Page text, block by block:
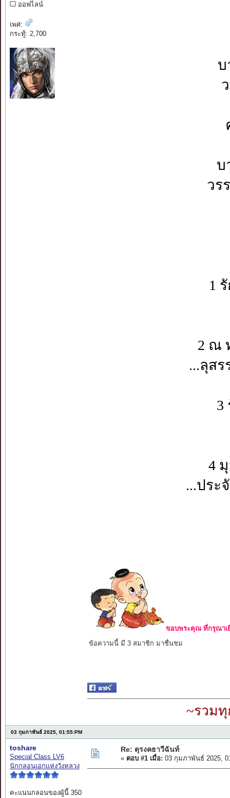
ออฟไลน์
เพศ:
กระทู้: 2,700
บ
บ
วร
1
2 ณ
...ลุส
3
4
...ประ
ขอบพระคุณ ที่กรุณาเ
ข้อความนี้ มี 3 สมาชิก มาชื่นชม
~รวมทุ
03 กุมภาพันธ์ 2025, 01:55:PM
toshare
Special Class LV6
นักกลอนเอกแห่งวังหลวง
คะแนนกลอนของผู้นี้ 350
Re: ตุรงคธาวีฉันท์
« ตอบ #1 เมื่อ: 03 กุมภาพันธ์ 2025,